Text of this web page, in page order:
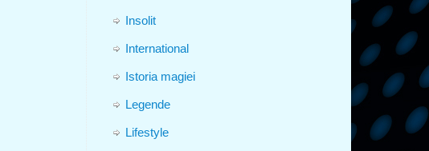
Insolit
International
Istoria magiei
Legende
Lifestyle